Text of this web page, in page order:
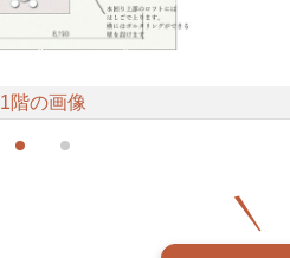
1階の画像